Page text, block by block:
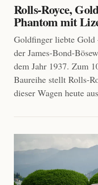
Rolls-Royce,
Phantom mit
Goldfinger liebte
der James-Bond-
dem Jahr 1937. Zum
Baureihe stellt Rolls-
dieser Wagen heute